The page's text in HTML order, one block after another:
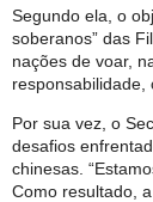
Segundo ela, o
soberanos” das
nações de voar,
responsabilidade,
Por sua vez, o
desafios
chinesas.
Como resultado,